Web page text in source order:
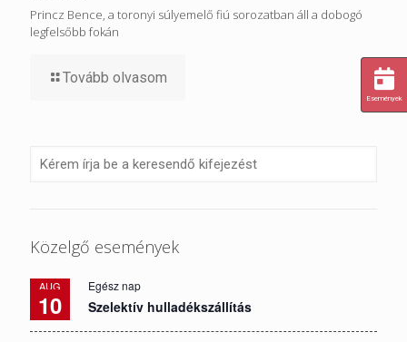
Princz Bence, a toronyi súlyemelő fiú sorozatban áll a dobogó
legfelsőbb fokán
Tovább olvasom
Közelgő események
AUG
10
Egész nap
Szelektív hulladékszállítás
Események